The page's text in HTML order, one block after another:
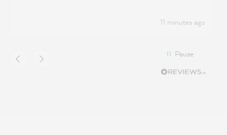
11 minutes ago
Pause